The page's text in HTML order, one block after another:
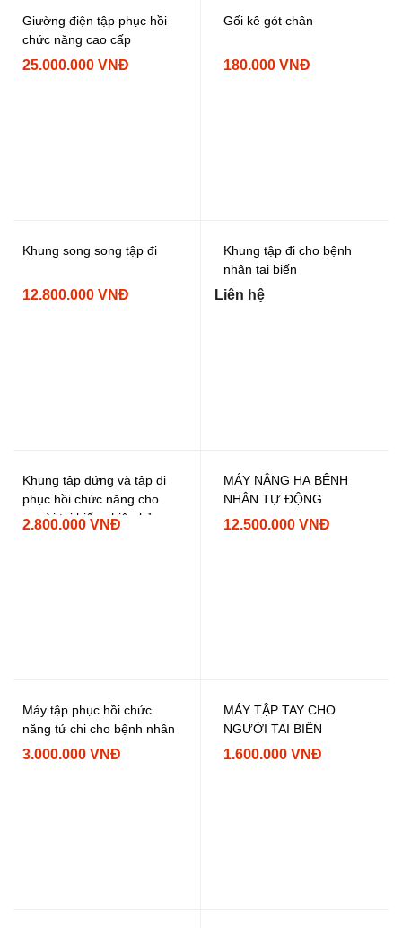
Giường điện tập phục hồi
chức năng cao cấp
25.000.000 VNĐ
Gối kê gót chân
180.000 VNĐ
Khung song song tập đi
12.800.000 VNĐ
Khung tập đi cho bệnh
nhân tai biến
Liên hệ
Khung tập đứng và tập đi
phục hồi chức năng cho
người tai biến phiên bản
2.800.000 VNĐ
MÁY NÂNG HẠ BỆNH
NHÂN TỰ ĐỘNG
12.500.000 VNĐ
Máy tập phục hồi chức
năng tứ chi cho bệnh nhân
3.000.000 VNĐ
MÁY TẬP TAY CHO
NGƯỜI TAI BIẾN
1.600.000 VNĐ